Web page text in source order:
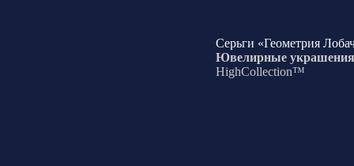
Серьги «Геометрия
Ювелирные украшения
HighCollection™